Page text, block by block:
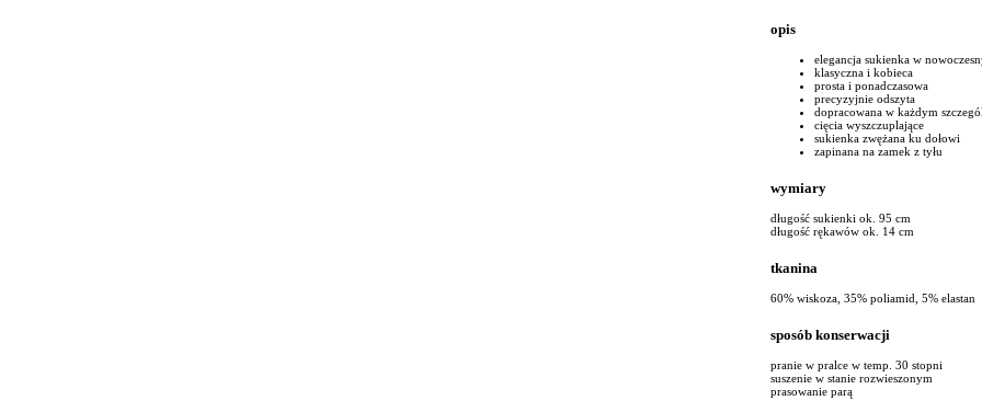
opis
elegancja sukienka w
klasyczna i kobieca
prosta i ponadczasowa
precyzyjnie odszyta
dopracowana w każdym
cięcia wyszczuplające
sukienka zwężana ku dołowi
zapinana na zamek z tyłu
wymiary
długość sukienki ok. 95 cm
długość rękawów ok. 14 cm
tkanina
60% wiskoza, 35% poliamid, 5% elastan
sposób konserwacji
pranie w pralce w temp. 30 stopni
suszenie w stanie rozwieszonym
prasowanie parą